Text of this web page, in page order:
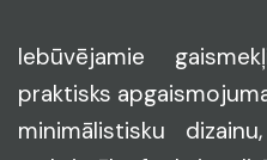
Iebūvējamie
praktisks
minimālistisku